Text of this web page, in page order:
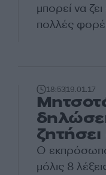
μπορεί να
πολλές
18:5319.01.17
Ο
μόλις 8